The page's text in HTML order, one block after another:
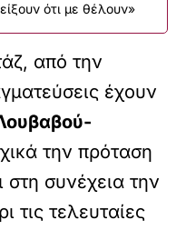
ότι με θέλουν»
από την
έχουν
την πρόταση
στη συνέχεια την
τις τελευταίες